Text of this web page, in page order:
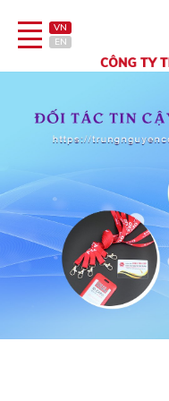
VN
EN
Bút
Bật lửa
Đồ sứ quà tặng
Bình/ca giữ nhiệt
Dây đeo & Phụ kiện